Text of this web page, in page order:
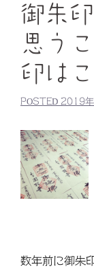
御朱
思う
印は
POSTED 2019
数年前に御朱